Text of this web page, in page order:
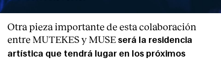
Otra pieza importante de esta colaboración
entre MUTEKES y MUSE será la residencia
artística que tendrá lugar en los próximos